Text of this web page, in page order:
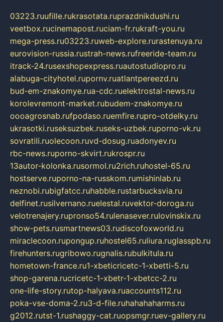
03223.ruufille.rukrasotata.ruprazdnikdushi.ru
veetbox.rucinemapost.ruciam-fr.rukraft-you.ru
mega-press.ru03223.ruweb-explore.rurastenuya.ru
eurovision-russia.rustrah-news.rufreeride-team.ru
itrack-24.rusexshopexpress.ruautostudiopro.ru
alabuga-cityhotel.rupornv.ruatlantpereezd.ru
bud-em-znakomye.rua-cdc.ruelektrostal-news.ru
korolevremont-market.rubudem-znakomye.ru
oooagrosnab.rufpodaso.ruemfire.rupro-otdelky.ru
ukrasotki.ruseksuzbek.ruseks-uzbek.ruporno-vk.ru
sovratili.ruolecoon.ruvd-dosug.ruadonyev.ru
rbc-news.ruporno-skvirt.rukrospr.ru
13autor-kolonka.rusormol.ru2rich.ruhostel-65.ru
hostserve.ruporno-na-russkom.rumishinlab.ru
neznobi.rubigfatcc.ruhabble.rustarbucksvia.ru
delfinet.rusilvernano.ruelestal.ruvektor-doroga.ru
velotrenajery.rupronso54.rulenasever.rulovinskix.ru
show-pets.rusmartnews03.rudiscofoxworld.ru
miraclecoon.rupongup.ruhostel65.ruliura.ruglasspb.ru
firehunters.rugribowo.rugnalis.rubulkitula.ru
hometown-france.ru1-xbeticricetc-1-xbetti-5.ru
shop-garena.rucricetc-1-xbetr-1-xbetcc-2.ru
one-life-story.rutop-halyava.ruaccounts112.ru
poka-vse-doma-2.ru3-d-file.ruhahahaharms.ru
g2012.rutst-1.rushaggy-cat.ruopsmgr.ruev-gallery.ru